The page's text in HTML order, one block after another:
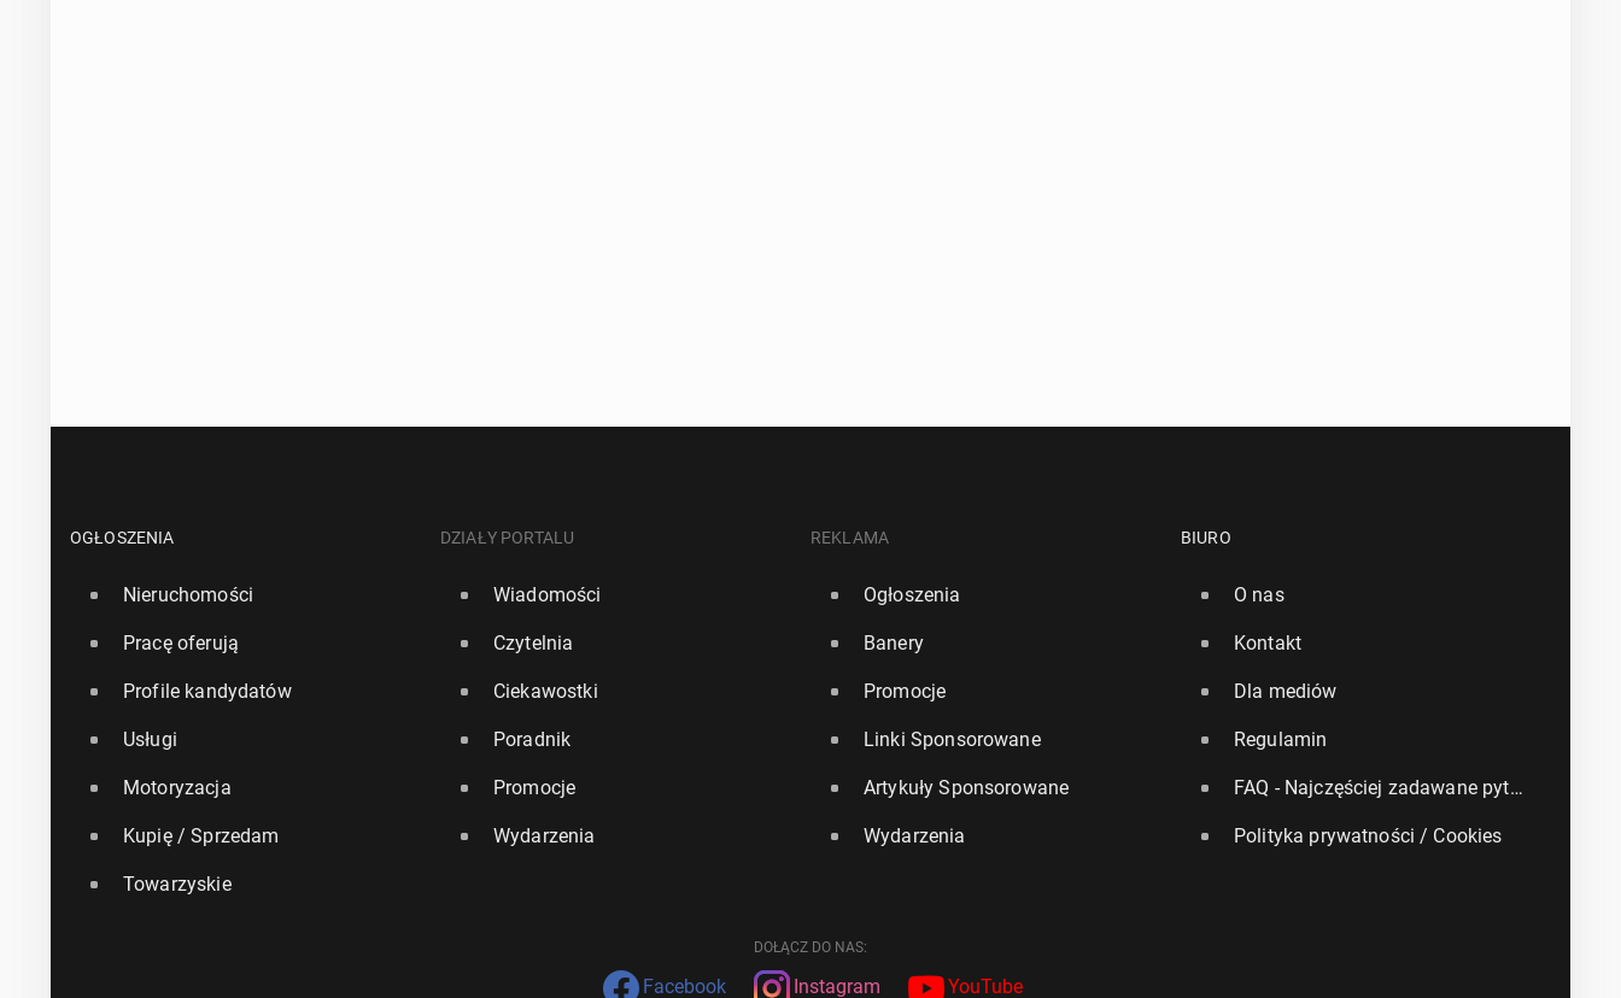
OGŁOSZENIA
Nieruchomości
Pracę oferują
Profile kandydatów
Usługi
Motoryzacja
Kupię / Sprzedam
Towarzyskie
DZIAŁY PORTALU
Wiadomości
Czytelnia
Ciekawostki
Poradnik
Promocje
Wydarzenia
REKLAMA
Ogłoszenia
Banery
Promocje
Linki Sponsorowane
Artykuły Sponsorowane
Wydarzenia
BIURO
O nas
Kontakt
Dla mediów
Regulamin
FAQ - Najczęściej zadawane pytania
Polityka prywatności / Cookies
DOŁĄCZ DO NAS:
Facebook Instagram YouTube